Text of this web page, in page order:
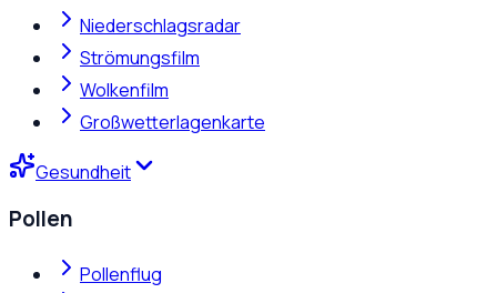
Niederschlagsradar
Strömungsfilm
Wolkenfilm
Großwetterlagenkarte
Gesundheit
Pollen
Pollenflug